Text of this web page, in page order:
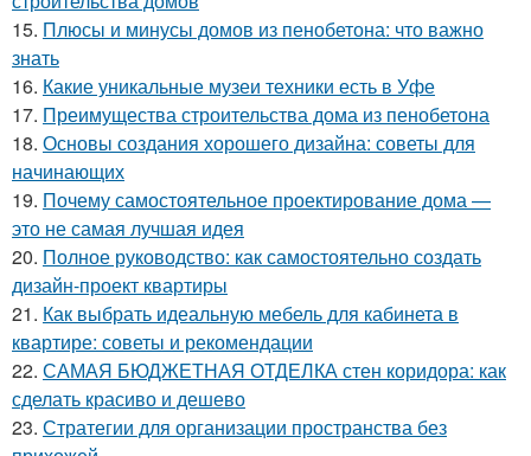
15. Плюсы и минусы домов из пенобетона: что важно
знать
16. Какие уникальные музеи техники есть в Уфе
17. Преимущества строительства дома из пенобетона
18. Основы создания хорошего дизайна: советы для
начинающих
19. Почему самостоятельное проектирование дома —
это не самая лучшая идея
20. Полное руководство: как самостоятельно создать
дизайн-проект квартиры
21. Как выбрать идеальную мебель для кабинета в
квартире: советы и рекомендации
22. САМАЯ БЮДЖЕТНАЯ ОТДЕЛКА стен коридора: как
сделать красиво и дешево
23. Стратегии для организации пространства без